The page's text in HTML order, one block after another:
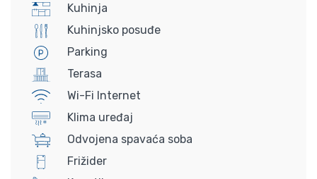
Kuhinja
Kuhinjsko posuđe
Parking
Terasa
Wi-Fi Internet
Klima uređaj
Odvojena spavaća soba
Frižider